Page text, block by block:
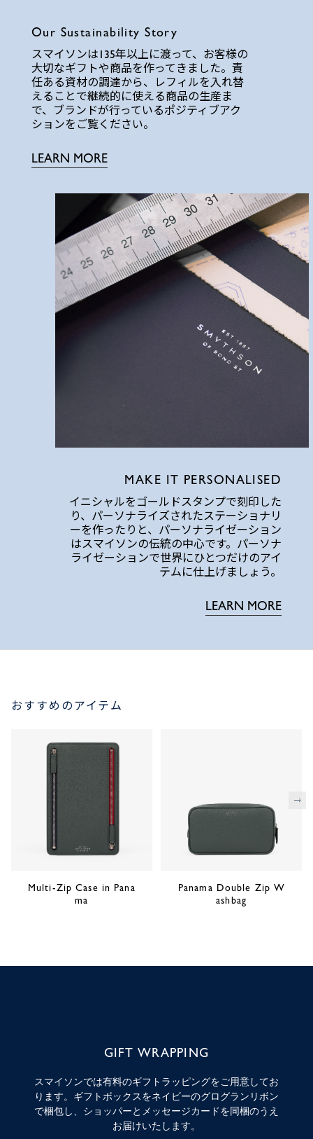
Our Sustainability Story
スマイソンは135年以上に渡って、お客様の
大切なギフトや商品を作ってきました。責
任ある資材の調達から、レフィルを入れ替
えることで継続的に使える商品の生産ま
で、ブランドが行っているポジティブアク
ションをご覧ください。
LEARN MORE
MAKE IT PERSONALISED
イニシャルをゴールドスタンプで刻印した
り、パーソナライズされたステーショナリ
ーを作ったりと、パーソナライゼーション
はスマイソンの伝統の中心です。パーソナ
ライゼーションで世界にひとつだけのアイ
テムに仕上げましょう。
LEARN MORE
おすすめのアイテム
Multi-Zip Case in Pana
ma
Panama Double Zip W
ashbag
次
GIFT WRAPPING
スマイソンでは有料のギフトラッピングをご用意してお
ります。ギフトボックスをネイビーのグログランリボン
で梱包し、ショッパーとメッセージカードを同梱のうえ
お届けいたします。